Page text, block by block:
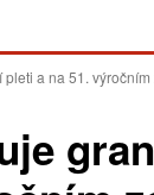
a na 51.